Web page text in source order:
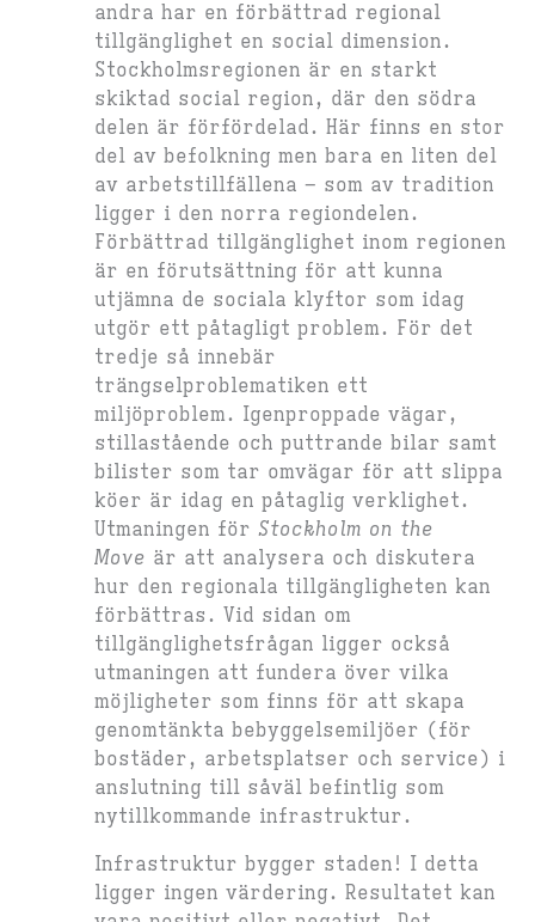
andra har en förbättrad regional
tillgänglighet en social dimension.
Stockholmsregionen är en starkt
skiktad social region, där den södra
delen är förfördelad. Här finns en stor
del av befolkning men bara en liten del
av arbetstillfällena – som av tradition
ligger i den norra regiondelen.
Förbättrad tillgänglighet inom regionen
är en förutsättning för att kunna
utjämna de sociala klyftor som idag
utgör ett påtagligt problem. För det
tredje så innebär
trängselproblematiken ett
miljöproblem. Igenproppade vägar,
stillastående och puttrande bilar samt
bilister som tar omvägar för att slippa
köer är idag en påtaglig verklighet.
Utmaningen för Stockholm on the
Move är att analysera och diskutera
hur den regionala tillgängligheten kan
förbättras. Vid sidan om
tillgänglighetsfrågan ligger också
utmaningen att fundera över vilka
möjligheter som finns för att skapa
genomtänkta bebyggelsemiljöer (för
bostäder, arbetsplatser och service) i
anslutning till såväl befintlig som
nytillkommande infrastruktur.
Infrastruktur bygger staden! I detta
ligger ingen värdering. Resultatet kan